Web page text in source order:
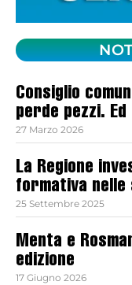
Consiglio
perde pezzi.
27 Marzo 2026
La Regione
formativa nelle
25 Settembre 2025
Menta e
edizione
17 Giugno 2026